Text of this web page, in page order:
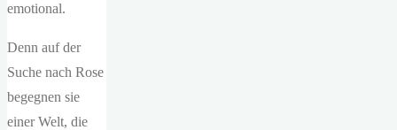
emotional.
Denn auf der
Suche nach Rose
begegnen sie
einer Welt, die